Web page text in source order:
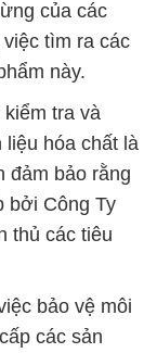
của các
tìm ra các
này.
tra và
liệu hóa chất là
đảm bảo rằng
bởi Công Ty
thủ các tiêu
bảo vệ môi
các sản